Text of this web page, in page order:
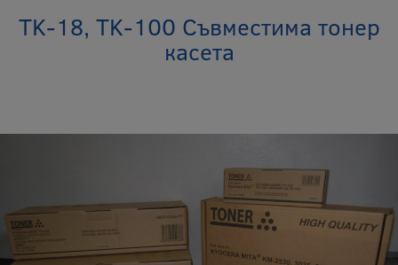
TK-18, TK-100 Съвместима тонер
касета